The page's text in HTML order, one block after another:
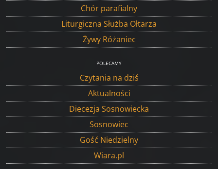
Chór parafialny
Liturgiczna Służba Ołtarza
Żywy Różaniec
POLECAMY
Czytania na dziś
Aktualności
Diecezja Sosnowiecka
Sosnowiec
Gość Niedzielny
Wiara.pl